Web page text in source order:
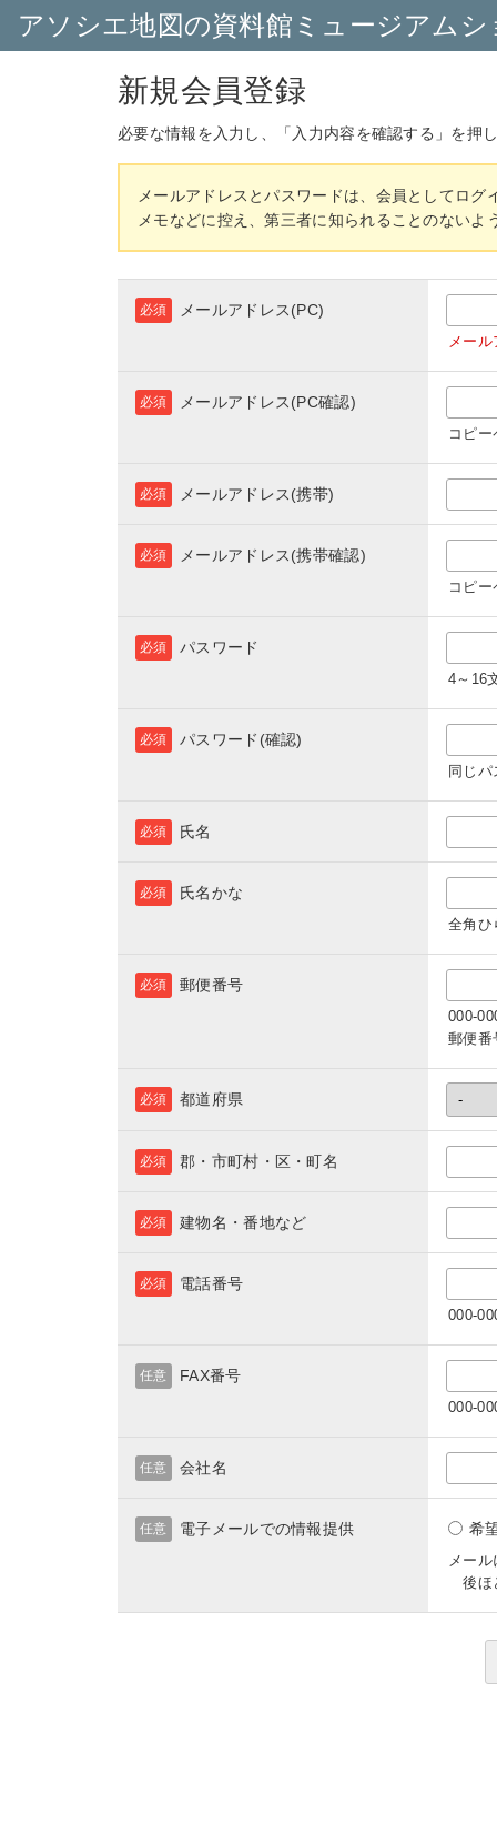
アソシエ地図の資料館ミュージアムシ
新規会員登録
必要な情報を入力し、「入力内容を確認する」を押
メールアドレスとパスワードは、会員としてログ
メモなどに控え、第三者に知られることのないよ
メールアドレス(PC)
必須
メー
メールアドレス(PC確認)
必須
コピ
メールアドレス(携帯)
必須
メールアドレス(携帯確認)
必須
コピ
パスワード
必須
4～16
パスワード(確認)
必須
同じ
氏名
必須
氏名かな
必須
全角ひ
郵便番号
必須
000-
郵便番
都道府県
必須
郡・市町村・区・町名
必須
建物名・番地など
必須
電話番号
必須
000-
FAX番号
任意
000-
会社名
任意
電子メールでの情報提供
任意 希
メー
後ほ